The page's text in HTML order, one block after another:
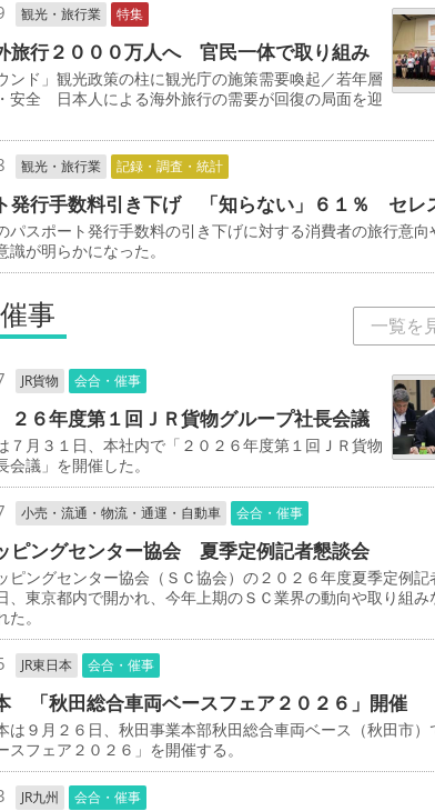
観光・旅行業 特集
行２０００万人へ 官民一体で取り組み
ンド」観光政策の柱に観光庁の施策需要喚起／若年層
安全 日本人による海外旅行の需要が回復の局面を迎
観光・旅行業 記録・調査・統計
発行手数料引き下げ 「知らない」６１％ セレ
パスポート発行手数料の引き下げに対する消費者の旅行意向
識が明らかになった。
事 一覧を
JR貨物 会合・催事
６年度第１回ＪＲ貨物グループ社長会議
７月３１日、本社内で「２０２６年度第１回ＪＲ貨物
会議」を開催した。
小売・流通・物流・通運・自動車 会合・催事
ピングセンター協会 夏季定例記者懇談会
ピングセンター協会（ＳＣ協会）の２０２６年度夏季定例記
、東京都内で開かれ、今年上期のＳＣ業界の動向や取り組み
。
JR東日本 会合・催事
「秋田総合車両ベースフェア２０２６」開催
は９月２６日、秋田事業本部秋田総合車両ベース（秋田市）
スフェア２０２６」を開催する。
JR九州 会合・催事